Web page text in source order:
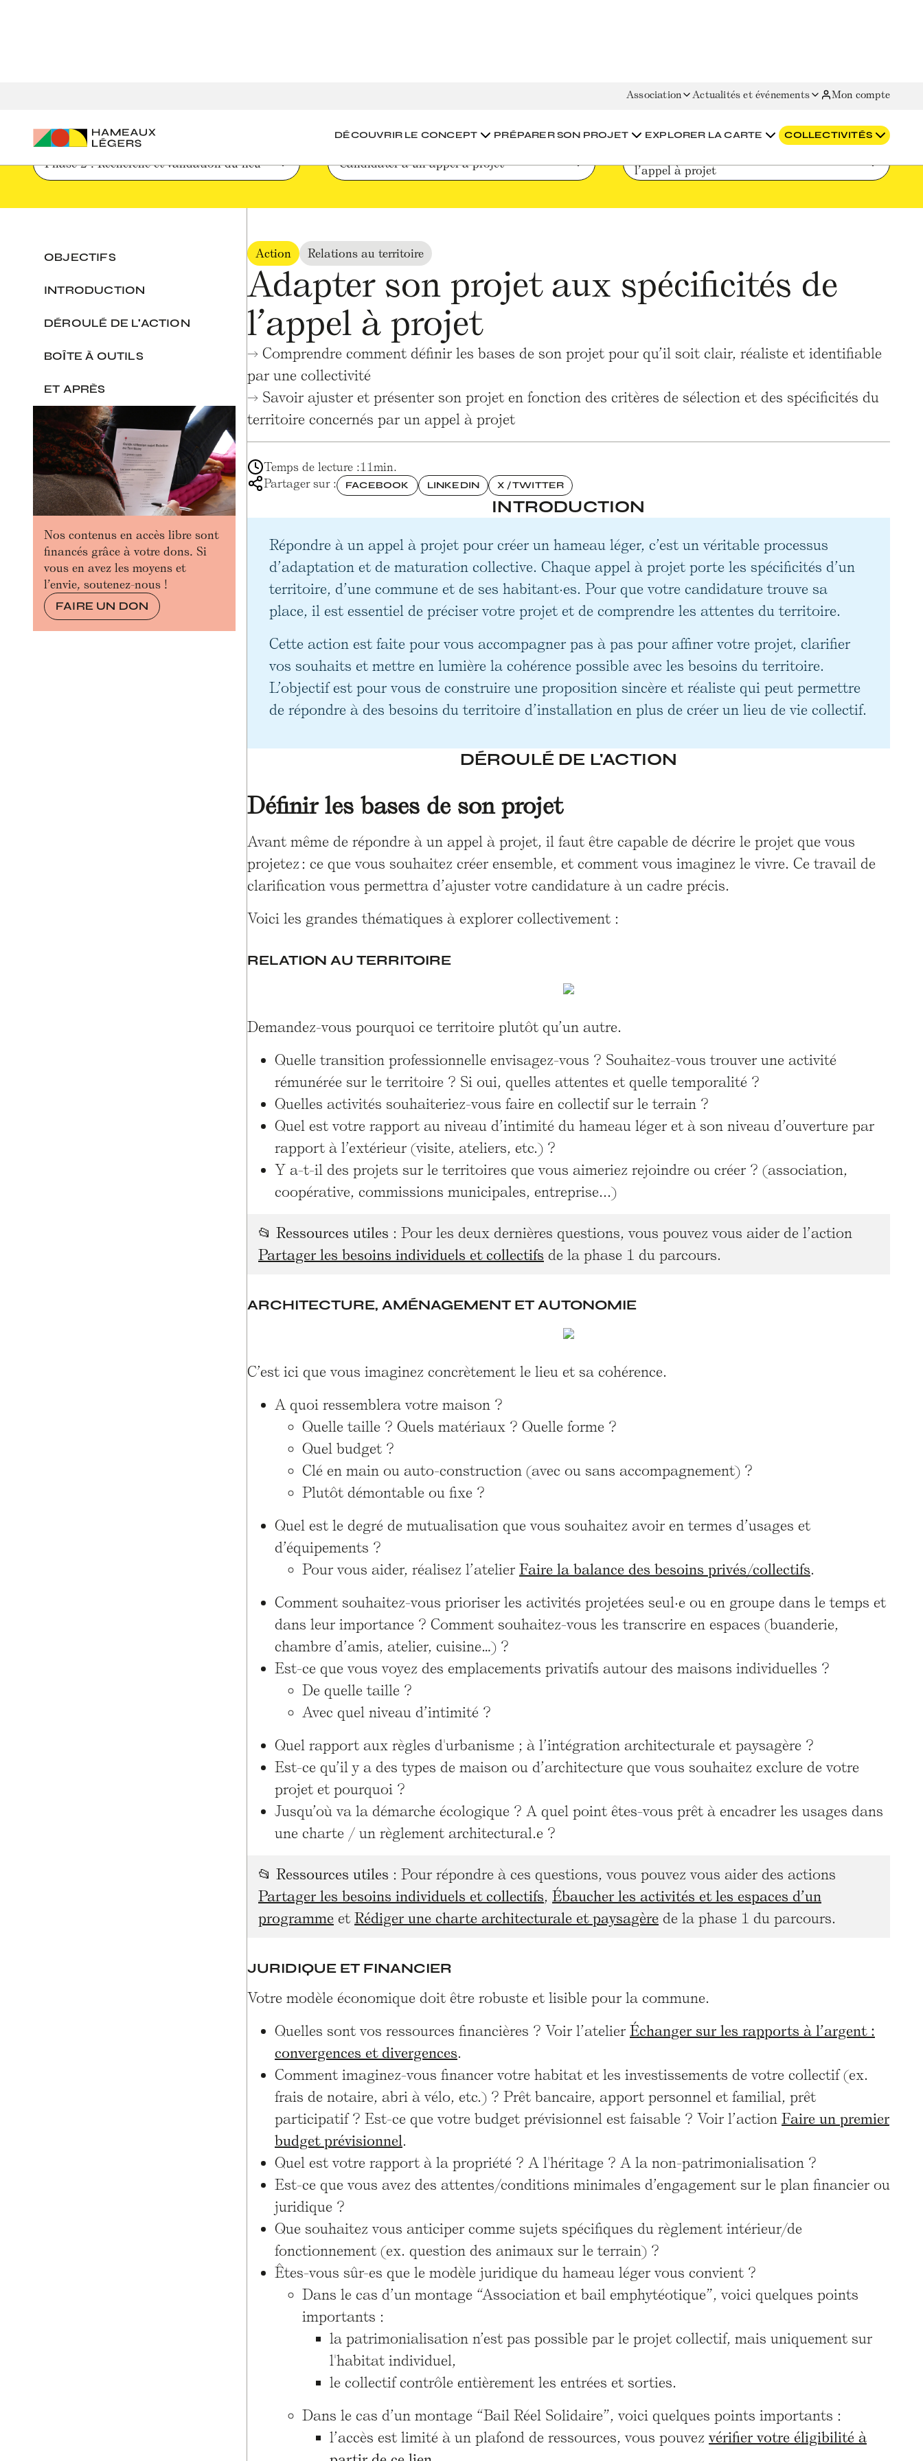
Association Actualités et événements Mon compte
DÉCOUVRIR LE CONCEPT PRÉPARER SON PROJET EXPLORER LA CARTE COLLECTIVITÉS
Adapter son projet aux spécificités de l’appel à projet
Phase 2 : Recherche et validation du lieu Candidater à un appel à projet
l’appel à projet
OBJECTIFS
INTRODUCTION
DÉROULÉ DE L'ACTION
BOÎTE À OUTILS
ET APRÈS
Nos contenus en accès libre sont
financés grâce à votre dons. Si
vous en avez les moyens et
l’envie, soutenez-nous !
FAIRE UN DON
Action Relations au territoire
Adapter son projet aux spécificités de
l’appel à projet
→ Comprendre comment définir les bases de son projet pour qu’il soit clair, réaliste et identifiable
par une collectivité
→ Savoir ajuster et présenter son projet en fonction des critères de sélection et des spécificités du
territoire concernés par un appel à projet
Temps de lecture :11min.
Partager sur :
FACEBOOK LINKEDIN X / TWITTER
INTRODUCTION
Répondre à un appel à projet pour créer un hameau léger, c’est un véritable processus
d’adaptation et de maturation collective. Chaque appel à projet porte les spécificités d’un
territoire, d’une commune et de ses habitant·es. Pour que votre candidature trouve sa
place, il est essentiel de préciser votre projet et de comprendre les attentes du territoire.
Cette action est faite pour vous accompagner pas à pas pour affiner votre projet, clarifier
vos souhaits et mettre en lumière la cohérence possible avec les besoins du territoire.
L’objectif est pour vous de construire une proposition sincère et réaliste qui peut permettre
de répondre à des besoins du territoire d’installation en plus de créer un lieu de vie collectif.
DÉROULÉ DE L'ACTION
Définir les bases de son projet
Avant même de répondre à un appel à projet, il faut être capable de décrire le projet que vous
projetez : ce que vous souhaitez créer ensemble, et comment vous imaginez le vivre. Ce travail de
clarification vous permettra d’ajuster votre candidature à un cadre précis.
Voici les grandes thématiques à explorer collectivement :
RELATION AU TERRITOIRE
Demandez-vous pourquoi ce territoire plutôt qu’un autre.
Quelle transition professionnelle envisagez-vous ? Souhaitez-vous trouver une activité
rémunérée sur le territoire ? Si oui, quelles attentes et quelle temporalité ?
Quelles activités souhaiteriez-vous faire en collectif sur le terrain ?
Quel est votre rapport au niveau d’intimité du hameau léger et à son niveau d’ouverture par
rapport à l’extérieur (visite, ateliers, etc.) ?
Y a-t-il des projets sur le territoires que vous aimeriez rejoindre ou créer ? (association,
coopérative, commissions municipales, entreprise...)
📂 Ressources utiles : Pour les deux dernières questions, vous pouvez vous aider de l’action
Partager les besoins individuels et collectifs de la phase 1 du parcours.
ARCHITECTURE, AMÉNAGEMENT ET AUTONOMIE
C’est ici que vous imaginez concrètement le lieu et sa cohérence.
A quoi ressemblera votre maison ?
Quelle taille ? Quels matériaux ? Quelle forme ?
Quel budget ?
Clé en main ou auto-construction (avec ou sans accompagnement) ?
Plutôt démontable ou fixe ?
Quel est le degré de mutualisation que vous souhaitez avoir en termes d’usages et
d’équipements ?
Pour vous aider, réalisez l’atelier Faire la balance des besoins privés/collectifs.
Comment souhaitez-vous prioriser les activités projetées seul·e ou en groupe dans le temps et
dans leur importance ? Comment souhaitez-vous les transcrire en espaces (buanderie,
chambre d’amis, atelier, cuisine…) ?
Est-ce que vous voyez des emplacements privatifs autour des maisons individuelles ?
De quelle taille ?
Avec quel niveau d’intimité ?
Quel rapport aux règles d'urbanisme ; à l’intégration architecturale et paysagère ?
Est-ce qu’il y a des types de maison ou d’architecture que vous souhaitez exclure de votre
projet et pourquoi ?
Jusqu’où va la démarche écologique ? A quel point êtes-vous prêt à encadrer les usages dans
une charte / un règlement architectural.e ?
📂 Ressources utiles : Pour répondre à ces questions, vous pouvez vous aider des actions
Partager les besoins individuels et collectifs, Ébaucher les activités et les espaces d’un
programme et Rédiger une charte architecturale et paysagère de la phase 1 du parcours.
JURIDIQUE ET FINANCIER
Votre modèle économique doit être robuste et lisible pour la commune.
Quelles sont vos ressources financières ? Voir l’atelier Échanger sur les rapports à l’argent :
convergences et divergences.
Comment imaginez-vous financer votre habitat et les investissements de votre collectif (ex.
frais de notaire, abri à vélo, etc.) ? Prêt bancaire, apport personnel et familial, prêt
participatif ? Est-ce que votre budget prévisionnel est faisable ? Voir l’action Faire un premier
budget prévisionnel.
Quel est votre rapport à la propriété ? A l'héritage ? A la non-patrimonialisation ?
Est-ce que vous avez des attentes/conditions minimales d’engagement sur le plan financier ou
juridique ?
Que souhaitez vous anticiper comme sujets spécifiques du règlement intérieur/de
fonctionnement (ex. question des animaux sur le terrain) ?
Êtes-vous sûr-es que le modèle juridique du hameau léger vous convient ?
Dans le cas d’un montage “Association et bail emphytéotique”, voici quelques points
importants :
la patrimonialisation n’est pas possible par le projet collectif, mais uniquement sur
l'habitat individuel,
le collectif contrôle entièrement les entrées et sorties.
Dans le cas d’un montage “Bail Réel Solidaire”, voici quelques points importants :
l’accès est limité à un plafond de ressources, vous pouvezvérifier votre éligibilité à